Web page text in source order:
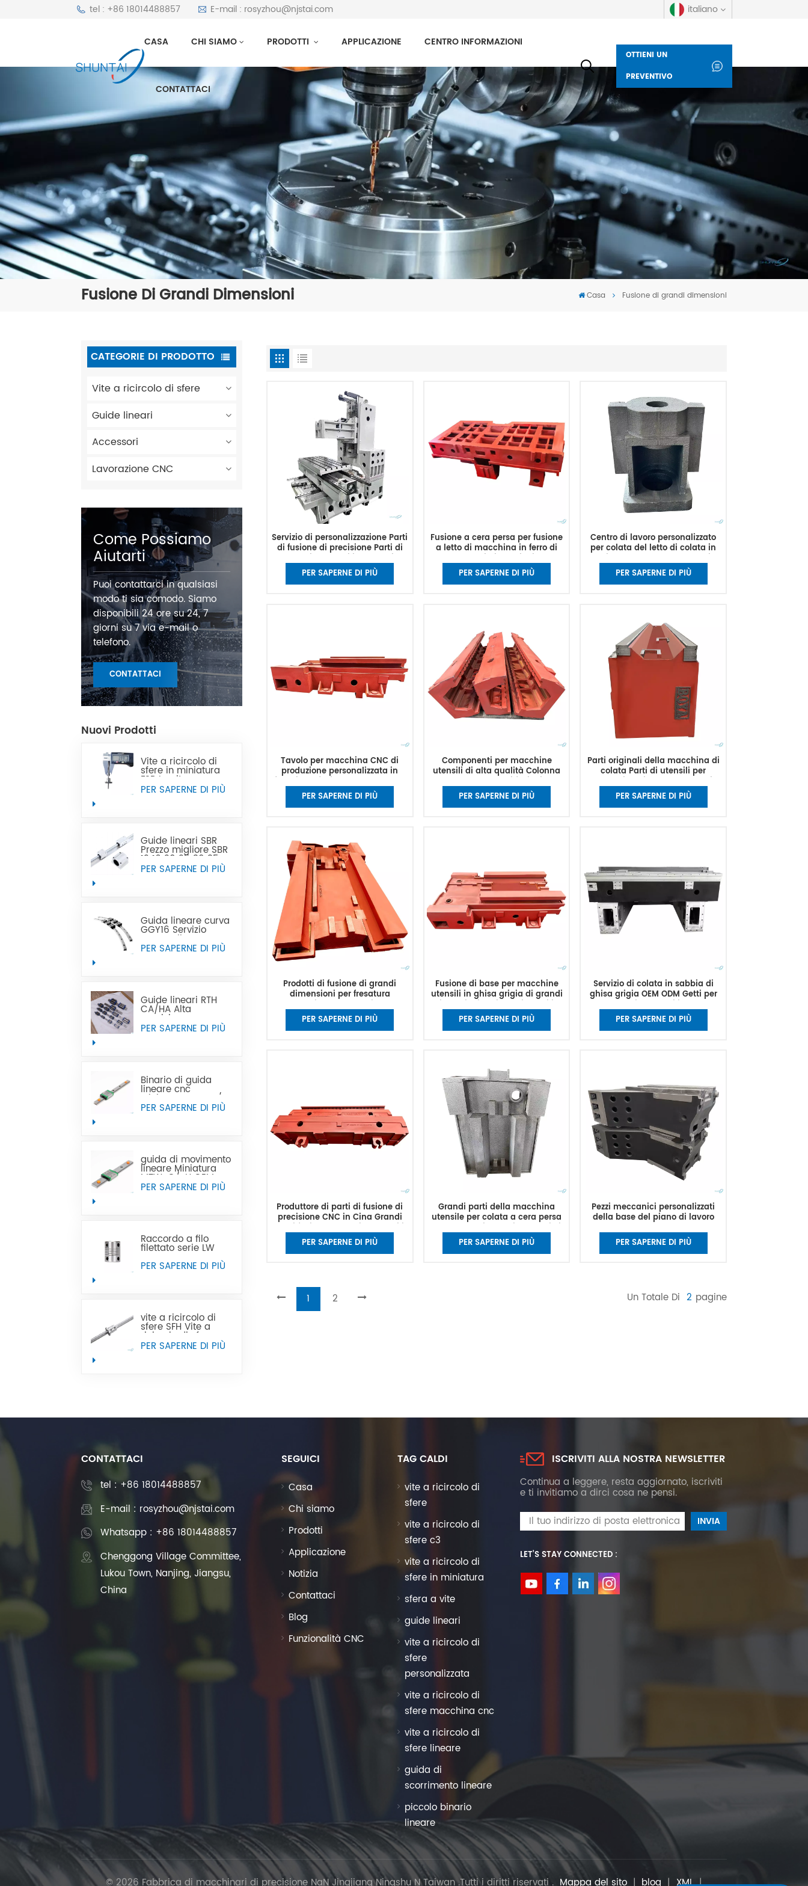
tel : +86 18014488857 E-mail : rosyzhou@njstai.com italiano
русский
español
العربية
Deutsch
italiano
français
Indonesia
CASA CHI SIAMO PRODOTTI APPLICAZIONE CENTRO INFORMAZIONI
CONTATTACI
OTTIENI UN
PREVENTIVO
Fusione Di Grandi Dimensioni Casa Fusione di grandi dimensioni
CATEGORIE DI PRODOTTO
Vite a ricircolo di sfere
Guide lineari
Accessori
Lavorazione CNC
Come Possiamo
Aiutarti
Puoi contattarci in qualsiasi
modo ti sia comodo. Siamo
disponibili 24 ore su 24, 7
giorni su 7 via e-mail o
telefono.
CONTATTACI
Nuovi Prodotti
Vite a ricircolo di
sfere in miniatura
FSB La vite a
ricircolo di sfere in
miniatura di
PER SAPERNE DI PIÙ
Guide lineari SBR
Prezzo migliore SBR
12 16 20 25 30 35
40 50 guida lineare
PER SAPERNE DI PIÙ
Guida lineare curva
GGY16 Servizio
personalizzato OEM
fornito, guide lineari
PER SAPERNE DI PIÙ
Guide lineari RTH
CA/HA Alta
precisione e prezzo
accessibile
PER SAPERNE DI PIÙ
Binario di guida
lineare cnc
Miniatura MTN-C/-
H OEM ODM
PER SAPERNE DI PIÙ
guida di movimento
lineare Miniatura
MTW-C/-H OEM
ODM
PER SAPERNE DI PIÙ
Raccordo a filo
filettato serie LW
PER SAPERNE DI PIÙ
vite a ricircolo di
sfere SFH Vite a
ricircolo di sfere con
filettatura sinistra
utilizzata nelle
PER SAPERNE DI PIÙ
Servizio di personalizzazione Parti
di fusione di precisione Parti di
ghisa con telaio in ghisa grigia
PER SAPERNE DI PIÙ
Fusione a cera persa per fusione
a letto di macchina in ferro di
PER SAPERNE DI PIÙ
Centro di lavoro personalizzato
per colata del letto di colata in
in ghisa grigia di grandi
dimensioni
PER SAPERNE DI PIÙ
Tavolo per macchina CNC di
produzione personalizzata in
base della macchina in ghisa
PER SAPERNE DI PIÙ
Componenti per macchine
utensili di alta qualità Colonna
personalizzate Macchinari per
fusione di metalli
PER SAPERNE DI PIÙ
Parti originali della macchina di
colata Parti di utensili per
fresatura
PER SAPERNE DI PIÙ
Prodotti di fusione di grandi
dimensioni per fresatura
macchina CNC, letto del tornio di
grandi dimensioni
PER SAPERNE DI PIÙ
Fusione di base per macchine
utensili in ghisa grigia di grandi
colata di resina con letto di
sabbia in stampo perso
PER SAPERNE DI PIÙ
Servizio di colata in sabbia di
ghisa grigia OEM ODM Getti per
PER SAPERNE DI PIÙ
Produttore di parti di fusione di
precisione CNC in Cina Grandi
CNC per il letto della macchina
PER SAPERNE DI PIÙ
Grandi parti della macchina
utensile per colata a cera persa
ghisa Letto della macchina
PER SAPERNE DI PIÙ
Pezzi meccanici personalizzati
della base del piano di lavoro
macchine utensili della fresatura
del getto del ferro
PER SAPERNE DI PIÙ
1 2 Un Totale Di 2 Pagine
CONTATTACI
tel :+86 18014488857
E-mail : rosyzhou@njstai.com
Whatsapp : +86 18014488857
Chenggong Village Committee,
Lukou Town, Nanjing, Jiangsu,
China
SEGUICI
Casa
Chi siamo
Prodotti
Applicazione
Notizia
Contattaci
Blog
Funzionalità CNC
TAG CALDI
vite a ricircolo di
sfere
vite a ricircolo di
sfere c3
vite a ricircolo di
sfere in miniatura
sfera a vite
guide lineari
vite a ricircolo di
sfere
personalizzata
vite a ricircolo di
sfere macchina cnc
vite a ricircolo di
sfere lineare
guida di
scorrimento lineare
piccolo binario
lineare
ISCRIVITI ALLA NOSTRA NEWSLETTER
Continua a leggere, resta aggiornato, iscriviti
e ti invitiamo a dirci cosa ne pensi.
LET’S STAY CONNECTED :
© 2026 Fabbrica di macchinari di precisione NaN Jingjiang Ningshu N Taiwan .Tutti i diritti riservati . Mappa del sito | blog | XML|